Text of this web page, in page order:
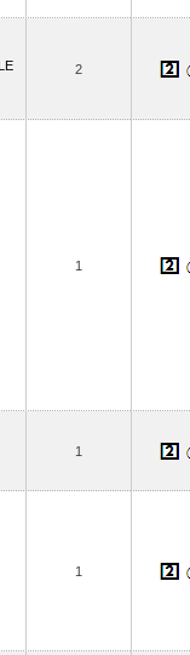
2
1
1
1